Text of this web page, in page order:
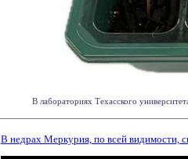
В лабораториях Техасского
В недрах Меркурия, по всей видимости,